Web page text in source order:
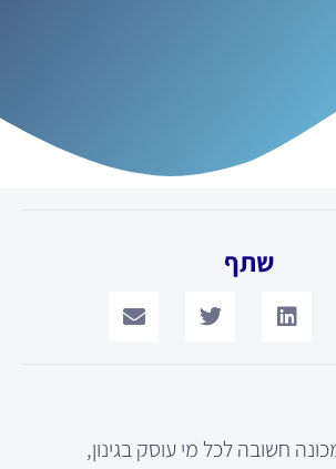
שתף
חשובה לכל מי עוסק בגינון,